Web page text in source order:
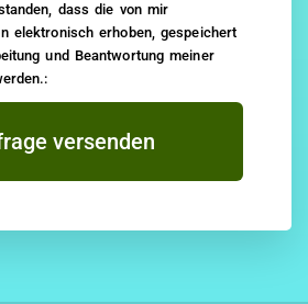
dass die von mir
elektronisch erhoben, gespeichert
und Beantwortung meiner
versenden